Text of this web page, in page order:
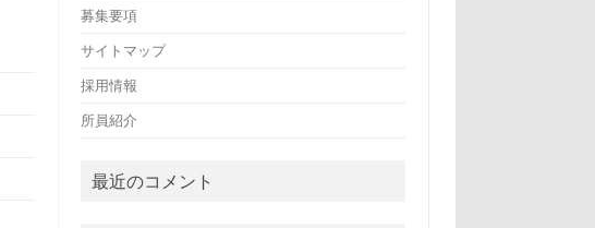
募集要項
サイトマップ
採用情報
所員紹介
最近のコメント